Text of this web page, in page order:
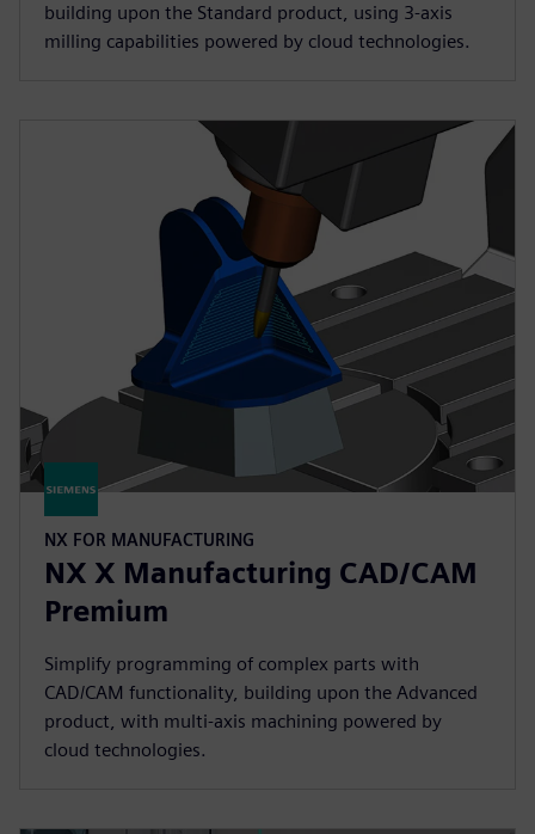
building upon the Standard product, using 3-axis
milling capabilities powered by cloud technologies.
NX FOR MANUFACTURING
NX X Manufacturing CAD/CAM
Premium
Simplify programming of complex parts with
CAD/CAM functionality, building upon the Advanced
product, with multi-axis machining powered by
cloud technologies.